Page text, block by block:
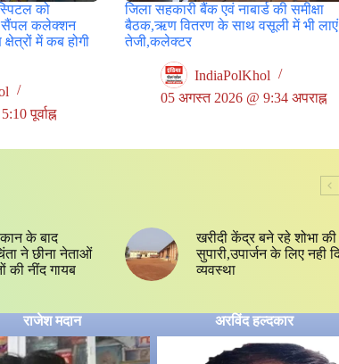
को
सैंपल कलेक्शन
में कब होगी
पूर्वाह्न
जिला सहकारी बैंक एवं नाबार्ड की समीक्षा
बैठक,ऋण वितरण के साथ वसूली में भी लाएं
तेजी,कलेक्टर
IndiaPolKhol
05 अगस्त 2026 @ 9:34 अपराह्न
के बाद
ने छीना नेताओं
की नींद गायब
खरीदी केंद्र बने रहे शोभा की
सुपारी,उपार्जन के लिए नही
व्यवस्था
राजेश मदान अरविंद हल्दकार